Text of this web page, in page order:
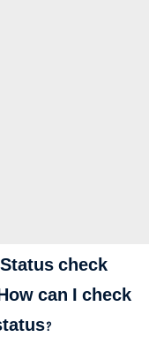
check
can I check